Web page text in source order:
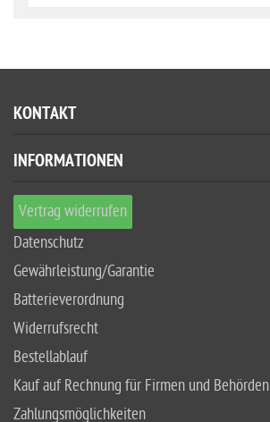
KONTAKT
INFORMATIONEN
Vertrag widerrufen
Datenschutz
Gewährleistung/Garantie
Batterieverordnung
Widerrufsrecht
Bestellablauf
Kauf auf Rechnung für Firmen und Behörden
Zahlungsmöglichkeiten